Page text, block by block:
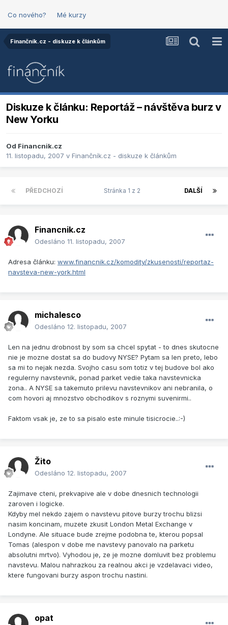
Co nového? Mé kurzy
Finančník.cz - diskuze k článkům
Diskuze k článku: Reportáž – návštěva burz v
New Yorku
Od Financnik.cz
11. listopadu, 2007 v Finančník.cz - diskuze k článkům
PŘEDCHOZÍ DALŠÍ
Stránka 1 z 2
Financnik.cz
Odesláno 11. listopadu, 2007
Adresa článku: www.financnik.cz/komodity/zkusenosti/reportaz-
navsteva-new-york.html
michalesco
Odesláno 12. listopadu, 2007
Len na jednu drobnost by som sa chcel spytat - to dnes skutocne
nie je mozne dostat sa do budovy NYSE? Pytam sa len preto, lebo
sa mi to nejak nezda. Svojho casu som totiz v tej budove bol ako
regulerny navstevnik, ponad parket vedie taka navstevnicka
zona.. A NYSE sa takemuto prilevu navstevnikov ani nebranila, o
com hovori aj mnozstvo obchodikov s roznymi suvenirmi..
Faktom vsak je, ze to sa pisalo este minule tisicrocie..:-)
Žito
Odesláno 12. listopadu, 2007
Zajimave cteni, prekvapive ale v dobe dnesnich technologii
zaroven i logicke.
Kdyby mel nekdo zajem o navstevu pitove burzy trochu blizsi
nasim koncinam, muzete zkusit London Metal Exchange v
Londyne. Ale situace bude zrejme podobna te, kterou popsal
Tomas (alespon v dobe me navstevy panovalo na parketu
absolutni mrtvo). Vyhodou je, ze je mozne domluvit bez problemu
navstevu. Malou nahrazkou za realnou akci je vzdelavaci video,
ktere fungovani burzy aspon trochu nastini.
opat